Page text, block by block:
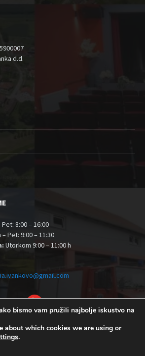
d.d.
Pet: 8:00 – 16:00
– Pet: 9:00 – 11:30
Utorkom 9:00 – 11:00 h
YouTube
Postavke kolačića
bismo vam pružili najbolje iskustvo na
about which cookies we are using or
.